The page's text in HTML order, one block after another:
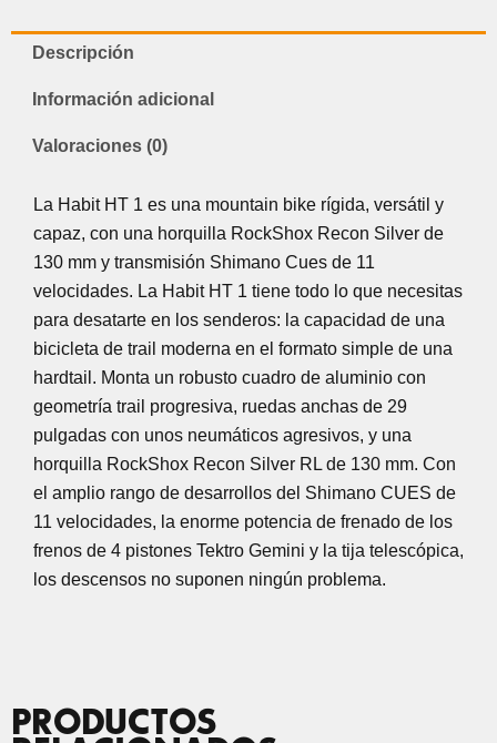
Descripción
Información adicional
Valoraciones (0)
La Habit HT 1 es una mountain bike rígida, versátil y
capaz, con una horquilla RockShox Recon Silver de
130 mm y transmisión Shimano Cues de 11
velocidades. La Habit HT 1 tiene todo lo que necesitas
para desatarte en los senderos: la capacidad de una
bicicleta de trail moderna en el formato simple de una
hardtail. Monta un robusto cuadro de aluminio con
geometría trail progresiva, ruedas anchas de 29
pulgadas con unos neumáticos agresivos, y una
horquilla RockShox Recon Silver RL de 130 mm. Con
el amplio rango de desarrollos del Shimano CUES de
11 velocidades, la enorme potencia de frenado de los
frenos de 4 pistones Tektro Gemini y la tija telescópica,
los descensos no suponen ningún problema.
PRODUCTOS